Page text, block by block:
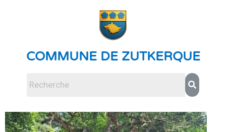
COMMUNE DE ZUTKERQUE